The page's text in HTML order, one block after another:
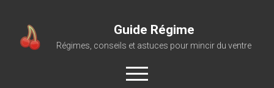
Guide Régime
Régimes, conseils et astuces pour mincir du ventre
open
menu